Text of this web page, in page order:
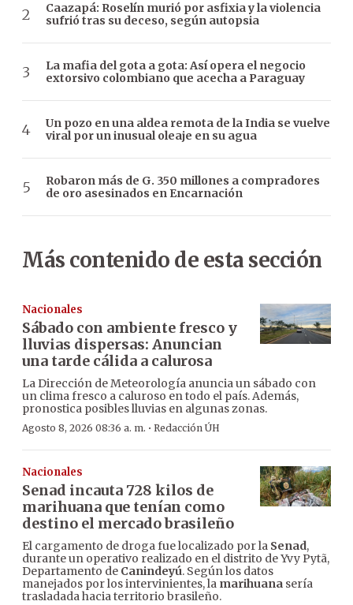
Caazapá: Roselín murió por asfixia y la violencia
sufrió tras su deceso, según autopsia
La mafia del gota a gota: Así opera el negocio
extorsivo colombiano que acecha a Paraguay
Un pozo en una aldea remota de la India se vuelve
viral por un inusual oleaje en su agua
Robaron más de G. 350 millones a compradores
de oro asesinados en Encarnación
Más contenido de esta sección
Nacionales
Sábado con ambiente fresco y
lluvias dispersas: Anuncian
una tarde cálida a calurosa
La Dirección de Meteorología anuncia un sábado con
un clima fresco a caluroso en todo el país. Además,
pronostica posibles lluvias en algunas zonas.
Agosto 8, 2026 08:36 a. m. · Redacción ÚH
Nacionales
Senad incauta 728 kilos de
marihuana que tenían como
destino el mercado brasileño
El cargamento de droga fue localizado por la Senad,
durante un operativo realizado en el distrito de Yvy Pytã,
Departamento de Canindeyú. Según los datos
manejados por los intervinientes, la marihuana sería
trasladada hacia territorio brasileño.